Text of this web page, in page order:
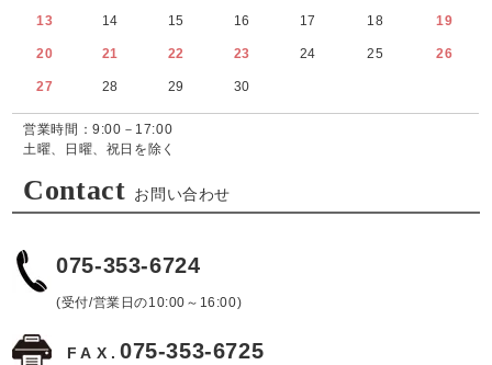
13 14 15 16 17 18 19
20 21 22 23 24 25 26
27 28 29 30
営業時間：9:00－17:00
土曜、日曜、祝日を除く
Contact お問い合わせ
075-353-6724
(受付/営業日の10:00～16:00)
FAX.075-353-6725